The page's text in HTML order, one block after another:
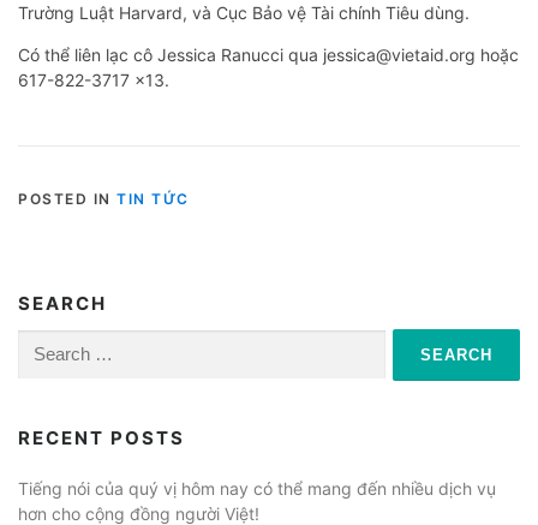
Trường Luật Harvard, và Cục Bảo vệ Tài chính Tiêu dùng.
Có thể liên lạc cô Jessica Ranucci qua jessica@vietaid.org hoặc
617-822-3717 x13.
POSTED IN TIN TỨC
SEARCH
for:
RECENT POSTS
Tiếng nói của quý vị hôm nay có thể mang đến nhiều dịch vụ
hơn cho cộng đồng người Việt!